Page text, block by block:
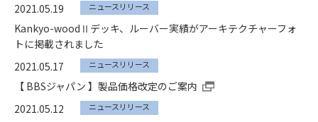
2021.05.19
ニュースリリース
Kankyo-woodⅡデッキ、ルーバー実績がアーキテクチャーフォ
トに掲載されました
2021.05.17
ニュースリリース
【 BBSジャパン 】製品価格改定のご案内
2021.05.12
ニュースリリース